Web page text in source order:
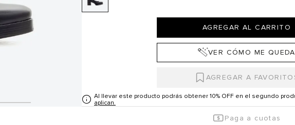
AGREGAR AL CARRITO
VER CÓMO ME QUEDA
Al llevar este producto podrás obtener 10% OFF en el segundo
aplican.
Paga a cuotas